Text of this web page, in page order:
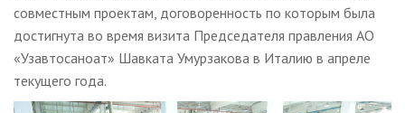
совместным проектам, договоренность по которым была
достигнута во время визита Председателя правления АО
«Узавтосаноат» Шавката Умурзакова в Италию в апреле
текущего года.